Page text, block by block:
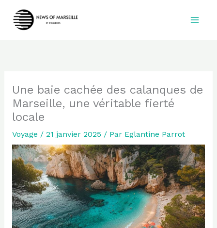
Une baie cachée des calanques de
Marseille, une véritable fierté
locale
Voyage / 21 janvier 2025 / Par Eglantine Parrot